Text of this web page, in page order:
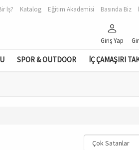
İş? Katalog Eğitim Akademisi Basında Biz
Giriş Yap
SPOR & OUTDOOR İÇ ÇAMAŞIRI